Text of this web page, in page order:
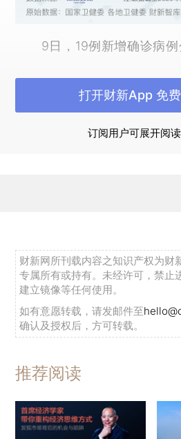
9日，19例新增确诊病例
增确诊病例较前三
化-66.2%、-81.3%，湖北省
增确诊病例。此外，香港新
例西班牙输入病例。自2月
型确诊病例以来，国内累计
69例（或有部分历史病例重
例）。截至发稿时，官方已
大利19例、西班牙3例、英
新冠疫情在全球各地蔓延，防
加。
订阅用户可展开阅
打开财新App 免
财新网所刊载内容之知识产权为财
专属所有或持有。未经许可，禁止
建立镜像等任何使用。
如有意愿转载，请发邮件至
确认及授权后，方可转载。
推荐阅读